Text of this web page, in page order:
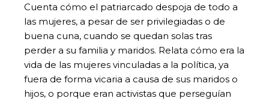
Cuenta cómo el patriarcado despoja de todo a
las mujeres, a pesar de ser privilegiadas o de
buena cuna, cuando se quedan solas tras
perder a su familia y maridos. Relata cómo era la
vida de las mujeres vinculadas a la política, ya
fuera de forma vicaria a causa de sus maridos o
hijos, o porque eran activistas que perseguían